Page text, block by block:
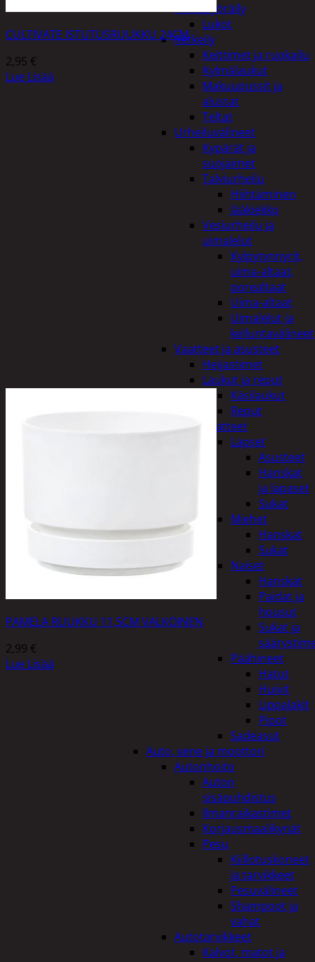
Polkupyöräily
Lukot
Retkeily
Keittimet ja ruokailu
Kylmälaukut
Makuupussit ja
alustat
Teltat
Urheiluvälineet
Kypärät ja
suojaimet
Talviurheilu
Hiihtäminen
Jääkiekko
Vesiurheilu ja
uimalelut
Kylpytynnyrit,
uima-altaat,
porealtaat
Uima-altaat
Uimalelut ja
kelluntavälineet
Vaatteet ja asusteet
Heijastimet
Laukut ja reput
Käsilaukut
Reput
Vaatteet
Lapset
Asusteet
Hanskat
ja lapaset
Sukat
Miehet
Hanskat
Sukat
Naiset
Hanskat
Paidat ja
housut
Sukat ja
Päähineet
Hatut
Huivit
Lippalakit
Pipot
Sadeasut
Auto, vene ja moottori
Autonhoito
Auton
sisäpuhdistus
Ilmanraikastimet
Korjausmaalikynät
Pesu
Kiillotuskoneet
ja tarvikkeet
Pesuvälineet
Shampoot ja
vahat
Autotarvikkeet
Kalvot, matot ja
CULTIVATE ISTUTUSRUUKKU 24CM
2,95 €
Lue Lisää
PAMELA RUUKKU 11,5CM VALKOINEN
2,99 €
Lue Lisää